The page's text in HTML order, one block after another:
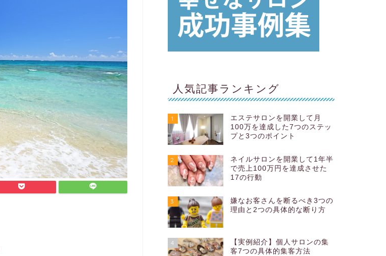
人気記事ランキング
1
エステサロンを開業して月
100万を達成した7つのステッ
プと3つのポイント
2
ネイルサロンを開業して1年半
で売上100万円を達成させた
17の行動
3
嫌なお客さんを断るべき3つの
理由と2つの具体的な断り方
4
【実例紹介】個人サロンの集
客7つの具体的集客方法